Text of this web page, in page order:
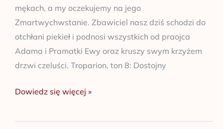
mękach, a my oczekujemy na jego
Zmartwychwstanie. Zbawiciel nasz dziś schodzi do
otchłani piekieł i podnosi wszystkich od praojca
Adama i Pramatki Ewy oraz kruszy swym krzyżem
drzwi czeluści. Troparion, ton 8: Dostojny
Dowiedz się więcej »